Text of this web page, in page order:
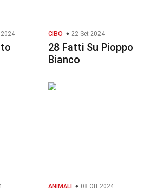
CIBO 22 Set 2024
28 Fatti Su Pioppo
Bianco
ANIMALI 08 Ott 2024